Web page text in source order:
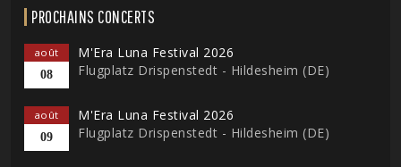
PROCHAINS CONCERTS
août
08
M'Era Luna Festival 2026
Flugplatz Drispenstedt - Hildesheim (DE)
août
09
M'Era Luna Festival 2026
Flugplatz Drispenstedt - Hildesheim (DE)